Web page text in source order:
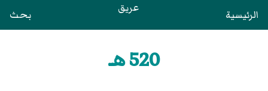
الرئيسية عريق بحث
520 هـ